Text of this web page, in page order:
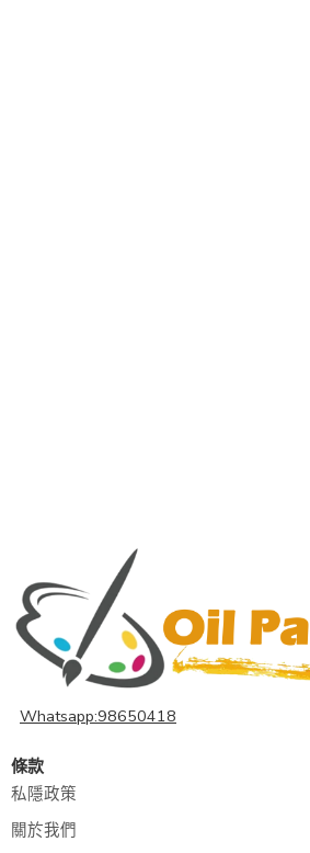
Whatsapp:98650418
條款
私隱政策
關於我們